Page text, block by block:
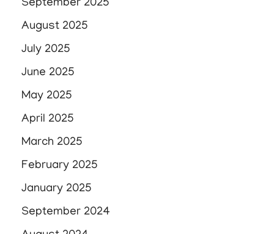
September 2025
August 2025
July 2025
June 2025
May 2025
April 2025
March 2025
February 2025
January 2025
September 2024